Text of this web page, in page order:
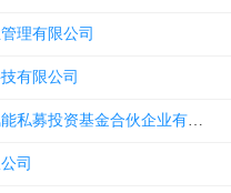
理有限公司
有限公司
上海临港新片区氢能私募投资基金合伙企业有限合伙
司